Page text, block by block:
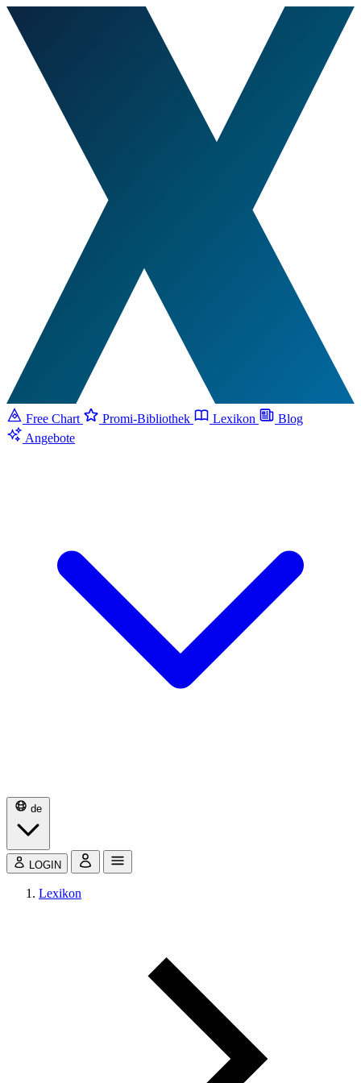
Free Chart Promi-Bibliothek Lexikon
Blog
Angebote
de
LOGIN
Lexikon